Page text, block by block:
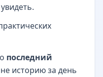
последний
историю за день